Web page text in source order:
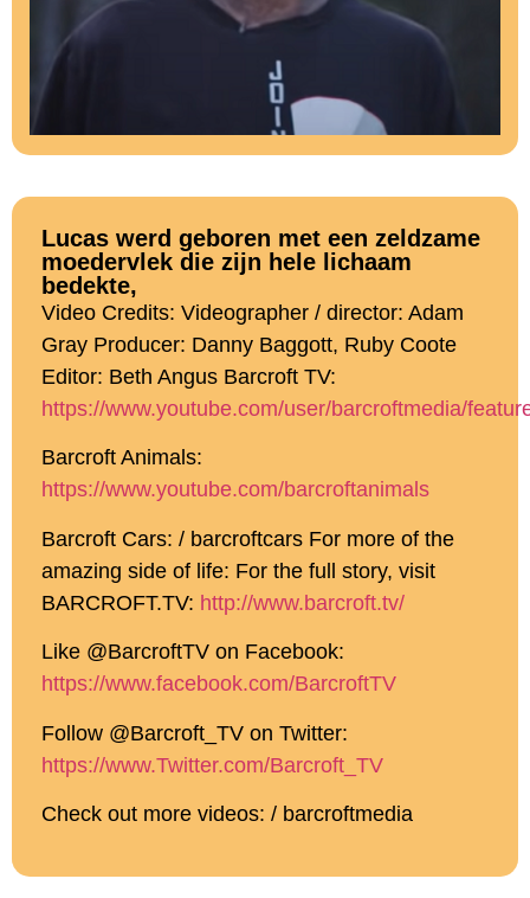
Lucas werd geboren met een zeldzame
moedervlek die zijn hele lichaam
bedekte,
Video Credits: Videographer / director: Adam
Gray Producer: Danny Baggott, Ruby Coote
Editor: Beth Angus Barcroft TV:
https://www.youtube.com/user/barcroftmedia/
Barcroft Animals:
https://www.youtube.com/barcroftanimals
Barcroft Cars: / barcroftcars For more of the
amazing side of life: For the full story, visit
BARCROFT.TV: http://www.barcroft.tv/
Like @BarcroftTV on Facebook:
https://www.facebook.com/BarcroftTV
Follow @Barcroft_TV on Twitter:
https://www.Twitter.com/Barcroft_TV
Check out more videos: / barcroftmedia